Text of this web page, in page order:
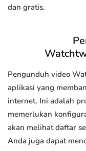
dan gratis.
Pengunduh video
aplikasi yang
internet. Ini adalah
memerlukan
akan melihat daftar
Anda juga dapat